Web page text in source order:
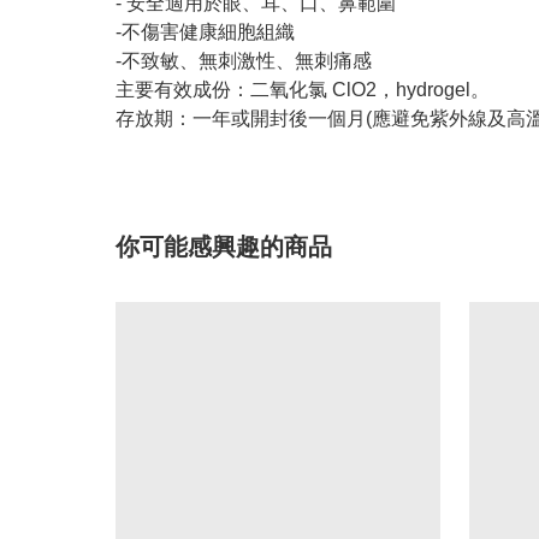
-不傷害健康細胞組織
-不致敏、無刺激性、無刺痛感
主要有效成份：二氧化氯 ClO2，hydrogel。
存放期：一年或開封後一個月(應避免紫外線及高
你可能感興趣的商品